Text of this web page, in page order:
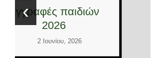
Έλληνες και
Διεθνείς εθελοντές
‹